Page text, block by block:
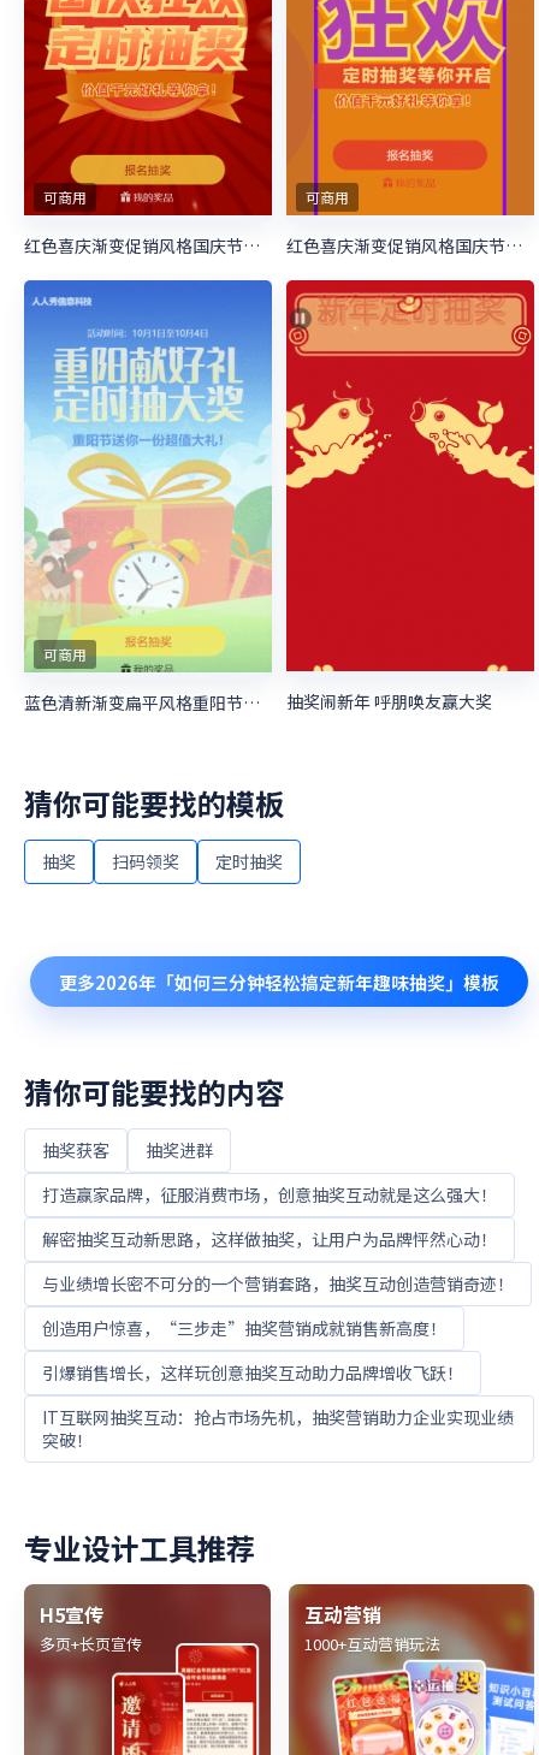
可商用
红色喜庆渐变促销风格国庆节定时抽奖活动
可商用
红色喜庆渐变促销风格国庆节定时抽奖活动
可商用
蓝色清新渐变扁平风格重阳节定时抽奖活动 抽奖闹新年 呼朋唤友赢大奖
猜你可能要找的模板
抽奖 扫码领奖 定时抽奖
更多2026年「如何三分钟轻松搞定新年趣味抽奖」 模板
猜你可能要找的内容
抽奖获客
抽奖进群
打造赢家品牌，征服消费市场，创意抽奖互动就是这么强大！
解密抽奖互动新思路，这样做抽奖，让用户为品牌怦然心动！
与业绩增长密不可分的一个营销套路，抽奖互动创造营销奇迹！
创造用户惊喜，“三步走”抽奖营销成就销售新高度！
引爆销售增长，这样玩创意抽奖互动助力品牌增收飞跃！
IT互联网抽奖互动：抢占市场先机，抽奖营销助力企业实现业绩
突破！
专业设计工具推荐
H5宣传
多页+长页宣传
互动营销
1000+互动营销玩法